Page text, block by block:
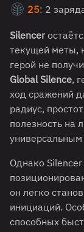
25: 2
Silencer
текущей меты,
герой не
Global Silence,
ход сражений
радиус,
полезность на
Однако Silencer
он легко
инициаций.
способных